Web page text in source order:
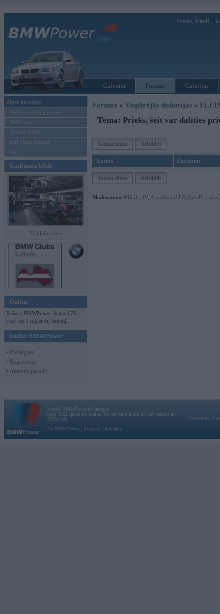
Sveiks, Viesi!
Galvenā Forums Galerijas
Ziņas un raksti
BMW modeļu jaunumi
BMW testi
Mēneša BMW
Sērijveida tūnings
Vel...
Gadījuma bilde
F13 kabriolets
Online
Pašreiz BMWPower skatās 176
viesi un 1 reģistrēti lietotāji.
Ienākt BMWPower
• Pieslēgties
• Reģistrēties
• Aizmirsi paroli?
Forums » Vispārējās diskusijas »
Tēma: Prieks, šeit var dalīties
Jauna tēma Atbildēt
Autors Ziņojums
Jauna tēma Atbildēt
Moderatori: 968-jk AV AiwaShuraLLP, GirtzB Lafter
Vortāls BMWPower.lv darbojas
kopš 2002. gada 14. maija. Tas nav auto klubs un nav saistīts ar
BMW AG.
Par BMWPower
Kontakti Reklāma
Galvena